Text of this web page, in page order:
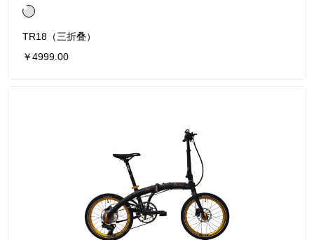
TR18（三折叠）
￥4999.00